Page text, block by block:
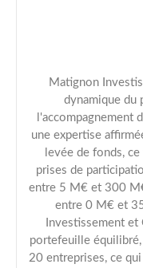
Matignon
dynamique du
l'accompagnement
une expertise
levée de fonds,
prises de
entre 5 M€ et 300
entre 0 M€ et
Investissement
portefeuille
20 entreprises, ce